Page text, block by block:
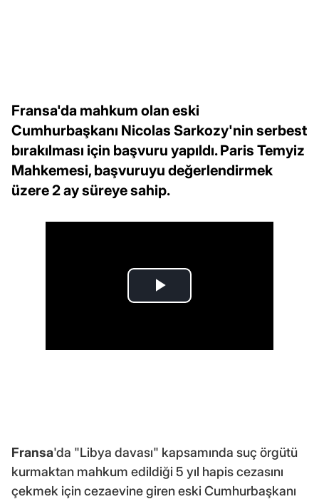
Fransa'da mahkum olan eski
Cumhurbaşkanı Nicolas Sarkozy'nin serbest
bırakılması için başvuru yapıldı. Paris Temyiz
Mahkemesi, başvuruyu değerlendirmek
üzere 2 ay süreye sahip.
Fransa'da "Libya davası" kapsamında suç örgütü
kurmaktan mahkum edildiği 5 yıl hapis cezasını
çekmek için cezaevine giren eski Cumhurbaşkanı